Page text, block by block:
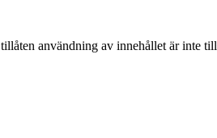
användning av innehållet är inte